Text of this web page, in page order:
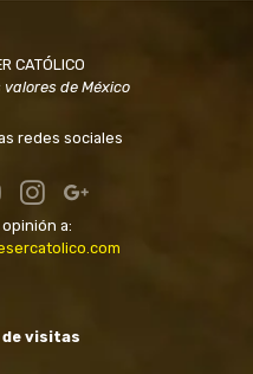
CATÓLICO
de México
redes sociales
a:
visitas